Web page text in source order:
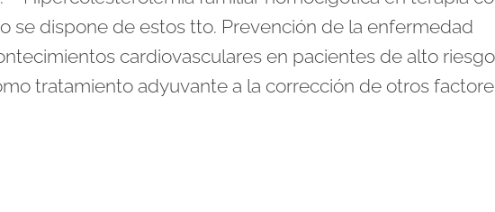
se dispone de estos tto. Prevención de la enfermedad
cardiovasculares en pacientes de alto
tratamiento adyuvante a la corrección de otros